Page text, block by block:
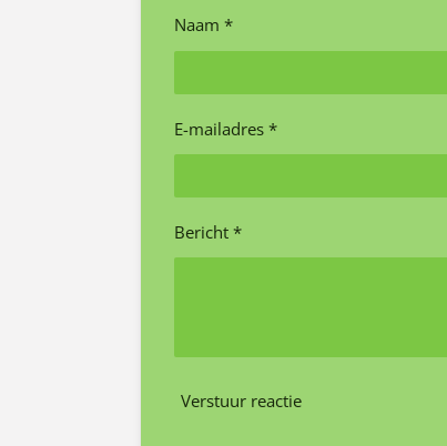
Naam *
E-mailadres *
Bericht *
Verstuur reactie